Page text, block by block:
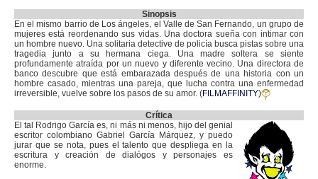
Sinopsis
En el mismo barrio de Los ángeles, el Valle de San Fernando, un grupo de
mujeres está reordenando sus vidas. Una doctora sueña con intimar con
un hombre nuevo. Una solitaria detective de policía busca pistas sobre una
tragedia junto a su hermana ciega. Una madre soltera se siente
profundamente atraída por un nuevo y diferente vecino. Una directora de
banco descubre que está embarazada después de una historia con un
hombre casado, mientras una pareja, que lucha contra una enfermedad
irreversible, vuelve sobre los pasos de su amor. (FILMAFFINITY)
Crítica
El tal Rodrigo García es, ni más ni menos, hijo del genial
escritor colombiano Gabriel García Márquez, y puedo
jurar que se nota, pues el talento que despliega en la
escritura y creación de dialógos y personajes es
enorme.